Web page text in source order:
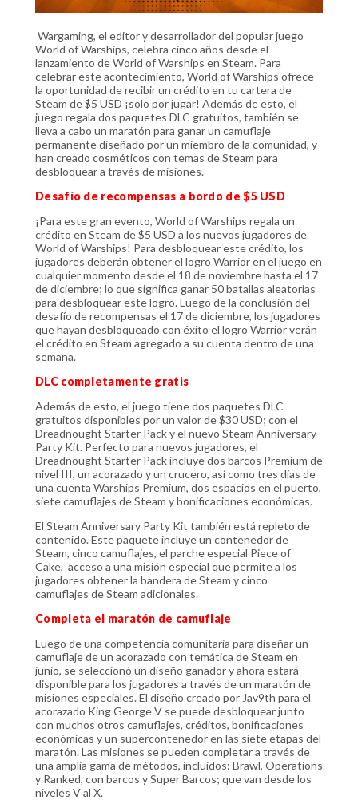
Wargaming, el editor y desarrollador del popular juego
World of Warships, celebra cinco años desde el
lanzamiento de World of Warships en Steam. Para
celebrar este acontecimiento, World of Warships ofrece
la oportunidad de recibir un crédito en tu cartera de
Steam de $5 USD ¡solo por jugar! Además de esto, el
juego regala dos paquetes DLC gratuitos, también se
lleva a cabo un maratón para ganar un camuflaje
permanente diseñado por un miembro de la comunidad, y
han creado cosméticos con temas de Steam para
desbloquear a través de misiones.
Desafío de recompensas a bordo de $5 USD
¡Para este gran evento, World of Warships regala un
crédito en Steam de $5 USD a los nuevos jugadores de
World of Warships! Para desbloquear este crédito, los
jugadores deberán obtener el logro Warrior en el juego en
cualquier momento desde el 18 de noviembre hasta el 17
de diciembre; lo que significa ganar 50 batallas aleatorias
para desbloquear este logro. Luego de la conclusión del
desafío de recompensas el 17 de diciembre, los jugadores
que hayan desbloqueado con éxito el logro Warrior verán
el crédito en Steam agregado a su cuenta dentro de una
semana.
DLC completamente gratis
Además de esto, el juego tiene dos paquetes DLC
gratuitos disponibles por un valor de $30 USD; con el
Dreadnought Starter Pack y el nuevo Steam Anniversary
Party Kit. Perfecto para nuevos jugadores, el
Dreadnought Starter Pack incluye dos barcos Premium de
nivel III, un acorazado y un crucero, así como tres días de
una cuenta Warships Premium, dos espacios en el puerto,
siete camuflajes de Steam y bonificaciones económicas.
El Steam Anniversary Party Kit también está repleto de
contenido. Este paquete incluye un contenedor de
Steam, cinco camuflajes, el parche especial Piece of
Cake, acceso a una misión especial que permite a los
jugadores obtener la bandera de Steam y cinco
camuflajes de Steam adicionales.
Completa el maratón de camuflaje
Luego de una competencia comunitaria para diseñar un
camuflaje de un acorazado con temática de Steam en
junio, se seleccionó un diseño ganador y ahora estará
disponible para los jugadores a través de un maratón de
misiones especiales. El diseño creado por Jav9th para el
acorazado King George V se puede desbloquear junto
con muchos otros camuflajes, créditos, bonificaciones
económicas y un supercontenedor en las siete etapas del
maratón. Las misiones se pueden completar a través de
una amplia gama de métodos, incluidos: Brawl, Operations
y Ranked, con barcos y Super Barcos; que van desde los
niveles V al X.